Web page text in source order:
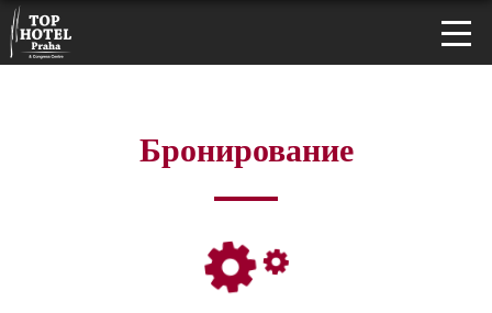
Бронирование